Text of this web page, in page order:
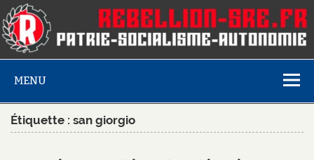
MENU
Étiquette :san giorgio